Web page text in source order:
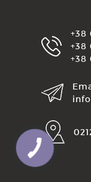
+38
+38
+38